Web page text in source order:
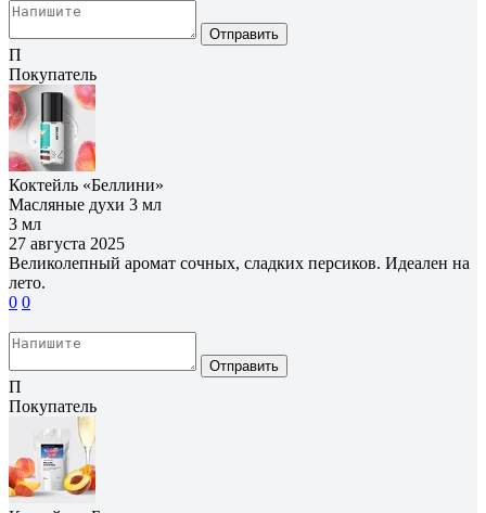
Отправить
П
Покупатель
Коктейль «Беллини»
Масляные духи 3 мл
3 мл
27 августа 2025
Великолепный аромат сочных, сладких персиков. Идеален на
лето.
0 0
Отправить
П
Покупатель